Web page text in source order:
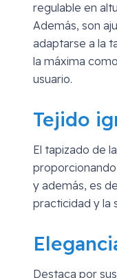
regulable en
Además, son
adaptarse a la
la máxima
usuario.
Tejido
El tapizado de
y además, es
practicidad y la
Destaca por